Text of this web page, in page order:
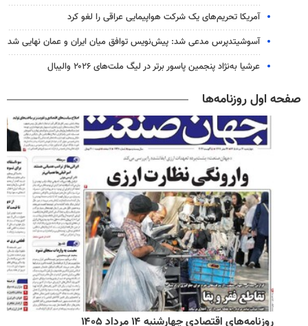
آمریکا تحریم‌های یک شرکت هواپیمایی عراقی را لغو کرد
آسوشیتدپرس مدعی شد: پیش‌نویس توافق میان ایران و عمان نهایی شد
عرشیا به‌نژاد پنجمین پاسور برتر در لیگ ملت‌های ۲۰۲۶ والیبال
صفحه اول روزنامه‌ها
روزنامه‌های اقتصادی چهارشنبه ۱۴ مرداد ۱۴۰۵